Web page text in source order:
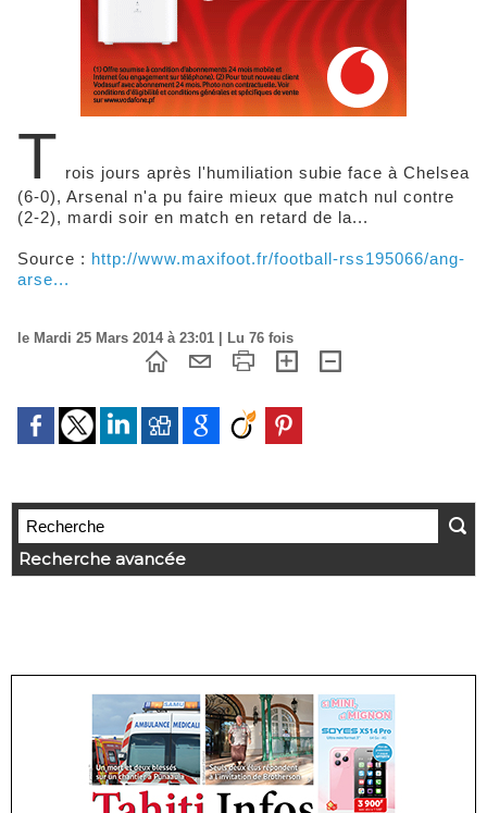
T rois jours après l'humiliation subie face à Chelsea
(6-0), Arsenal n'a pu faire mieux que match nul contre
(2-2), mardi soir en match en retard de la...
Source : http://www.maxifoot.fr/football-rss195066/ang-
arse...
le Mardi 25 Mars 2014 à 23:01 | Lu 76 fois
Recherche avancée